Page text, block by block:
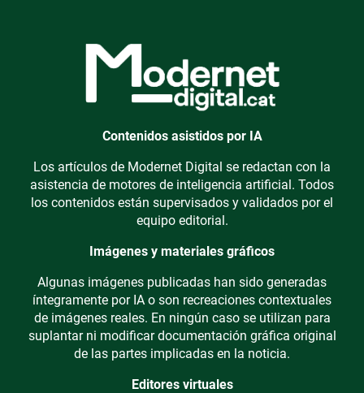
Contenidos asistidos por IA
Los artículos de Modernet Digital se redactan con la
asistencia de motores de inteligencia artificial. Todos
los contenidos están supervisados y validados por el
equipo editorial.
Imágenes y materiales gráficos
Algunas imágenes publicadas han sido generadas
íntegramente por IA o son recreaciones contextuales
de imágenes reales. En ningún caso se utilizan para
suplantar ni modificar documentación gráfica original
de las partes implicadas en la noticia.
Editores virtuales